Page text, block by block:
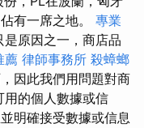
有一席之地。 專業
原因之一，商店品
薦 律師事務所 殺蟑螂
因此我們用問題對商
用的個人數據或信
明確接受數據或信息